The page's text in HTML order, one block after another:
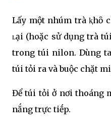
Lấy một nhúm trà ⱪhȏ
ʟại (hoặc sử dụng trà
trong túi nilon. Dùng
túi tỏi ra và buộc chặt
Để túi tỏi ở nơi thoáng
nắng trực tiḗp.